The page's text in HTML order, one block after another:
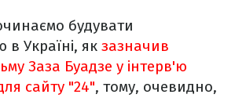
будувати
в Україні, як зазначив
Заза Буадзе у інтерв'ю
сайту "24", тому, очевидно,